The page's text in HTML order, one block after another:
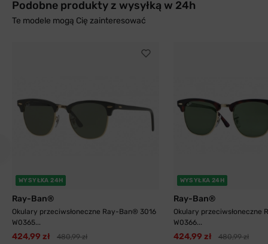
Podobne produkty z wysyłką w 24h
Te modele mogą Cię zainteresować
WYSYŁKA 24H
Ray-Ban®
Okulary przeciwsłoneczne Ray-Ban® 3016
W0365...
424,99 zł 480,99 zł
WYSYŁKA 24H
Ray-Ban®
Okulary przeciwsłoneczne
W0366...
424,99 zł 480,99 zł